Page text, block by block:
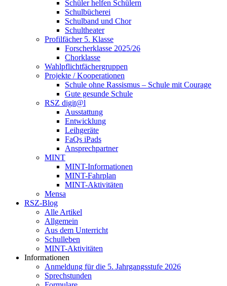
Schüler helfen Schülern
Schulbücherei
Schulband und Chor
Schultheater
Profilfächer 5. Klasse
Forscherklasse 2025/26
Chorklasse
Wahlpflichtfächergruppen
Projekte / Kooperationen
Schule ohne Rassismus – Schule mit Courage
Gute gesunde Schule
RSZ digit@l
Ausstattung
Entwicklung
Leihgeräte
FaQs iPads
Ansprechpartner
MINT
MINT-Informationen
MINT-Fahrplan
MINT-Aktivitäten
Mensa
RSZ-Blog
Alle Artikel
Allgemein
Aus dem Unterricht
Schulleben
MINT-Aktivitäten
Informationen
Anmeldung für die 5. Jahrgangsstufe 2026
Sprechstunden